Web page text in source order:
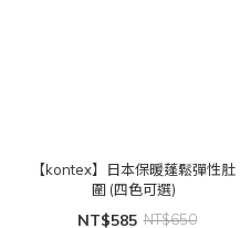
【kontex】日本保暖蓬鬆彈性肚
圍 (四色可選)
NT$585 NT$650